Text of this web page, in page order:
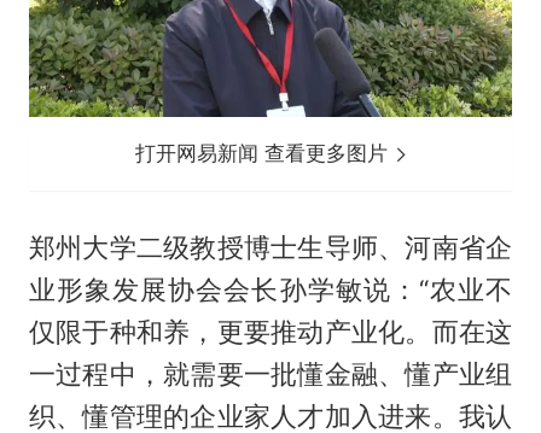
打开网易新闻 查看更多图片
郑州大学二级教授博士生导师、河南省企
业形象发展协会会长孙学敏说：“农业不
仅限于种和养，更要推动产业化。而在这
一过程中，就需要一批懂金融、懂产业组
织、懂管理的企业家人才加入进来。我认